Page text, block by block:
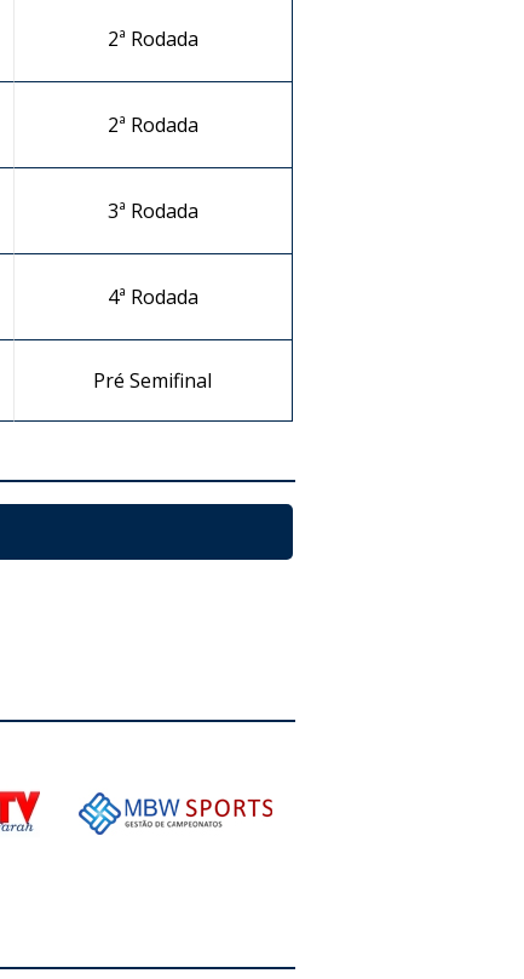
2ª Rodada
2ª Rodada
3ª Rodada
4ª Rodada
Pré Semifinal